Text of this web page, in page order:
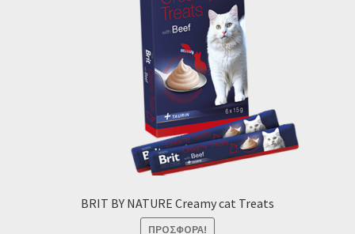
BRIT BY NATURE Creamy cat Treats
ΠΡΟΣΦΟΡΆ!